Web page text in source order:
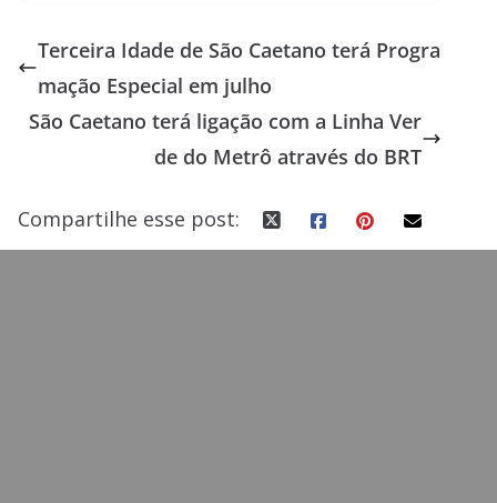
e
b
o
o
to
d
o
n
ai
l e
Terceira Idade de São Caetano terá Progra
mação Especial em julho
São Caetano terá ligação com a Linha Ver
de do Metrô através do BRT
Compartilhe esse post: